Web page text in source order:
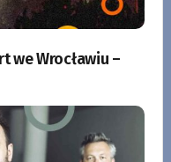
we Wrocławiu –